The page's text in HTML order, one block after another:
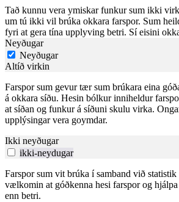
Tað kunnu vera ymiskar funkur sum ikki
um tú ikki vil brúka okkara farspor. Sum
fyri at gera tína upplyving betri. Sí eisini
Neyðugar
Neyðugar
Altíð virkin
Farspor sum gevur tær sum brúkara eina
á okkara síðu. Hesin bólkur inniheldur
at síðan og funkur á síðuni skulu virka.
upplýsingar vera goymdar.
Ikki neyðugar
ikki-neydugar
Farspor sum vit brúka í samband við
vælkomin at góðkenna hesi farspor og
enn betri.